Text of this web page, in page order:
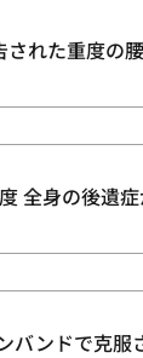
れた重度の
全身の後遺症
バンドで克服